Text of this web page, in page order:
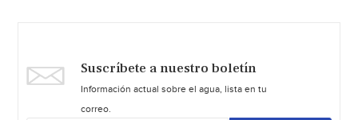
Suscríbete a nuestro boletín
Información actual sobre el agua, lista en tu
correo.